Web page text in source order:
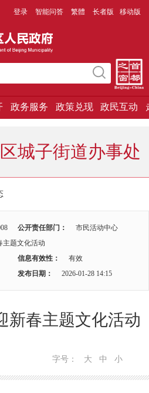
登录 智能问答 繁體 长者版 移动版
政务服务 政策兑现 政民互动
城子街道办事处
公开责任部门：
市民活动中心
主题文化活动
信息有效性：
有效
发布日期： 2026-01-28 14:15
新春主题文化活动
字号： 大 中 小